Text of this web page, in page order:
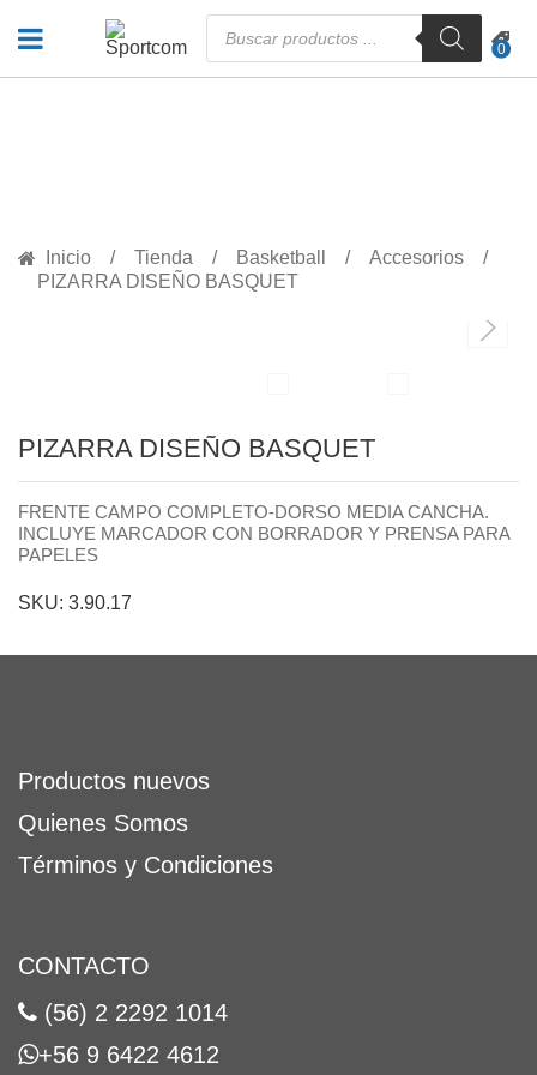
Búsqueda
de
productos
0
Inicio Tienda Basketball
Accesorios
PIZARRA DISEÑO BASQUET
PIZARRA DISEÑO BASQUET
FRENTE CAMPO COMPLETO-DORSO MEDIA CANCHA.
INCLUYE MARCADOR CON BORRADOR Y PRENSA PARA
PAPELES
SKU: 3.90.17
Productos nuevos
Quienes Somos
Términos y Condiciones
CONTACTO
(56) 2 2292 1014
+56 9 6422 4612